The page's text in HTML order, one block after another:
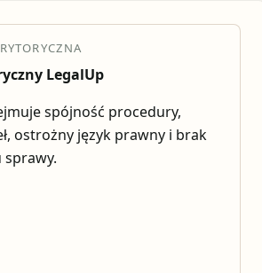
LegalUp
spójność procedury,
ostrożny język prawny i brak